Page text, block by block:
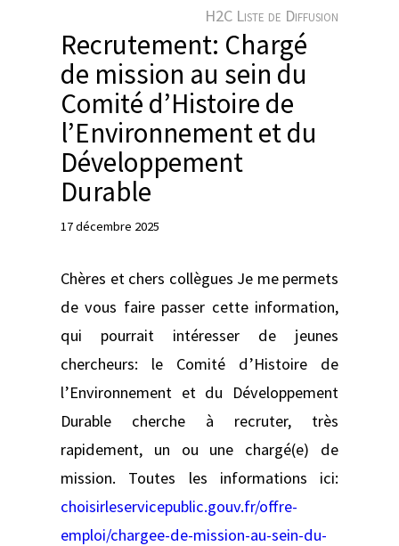
H2C Liste de Diffusion
Recrutement: Chargé
de mission au sein du
Comité d’Histoire de
l’Environnement et du
Développement
Durable
17 décembre 2025
Chères et chers collègues Je me permets
de vous faire passer cette information,
qui pourrait intéresser de jeunes
chercheurs: le Comité d’Histoire de
l’Environnement et du Développement
Durable cherche à recruter, très
rapidement, un ou une chargé(e) de
mission. Toutes les informations ici:
choisirleservicepublic.gouv.fr/offre-
emploi/chargee-de-mission-au-sein-du-